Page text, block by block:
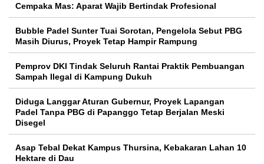
Cempaka Mas: Aparat Wajib Bertindak Profesional
Bubble Padel Sunter Tuai Sorotan, Pengelola Sebut PBG
Masih Diurus, Proyek Tetap Hampir Rampung
Pemprov DKI Tindak Seluruh Rantai Praktik Pembuangan
Sampah Ilegal di Kampung Dukuh
Diduga Langgar Aturan Gubernur, Proyek Lapangan
Padel Tanpa PBG di Papanggo Tetap Berjalan Meski
Disegel
Asap Tebal Dekat Kampus Thursina, Kebakaran Lahan 10
Hektare di Dau